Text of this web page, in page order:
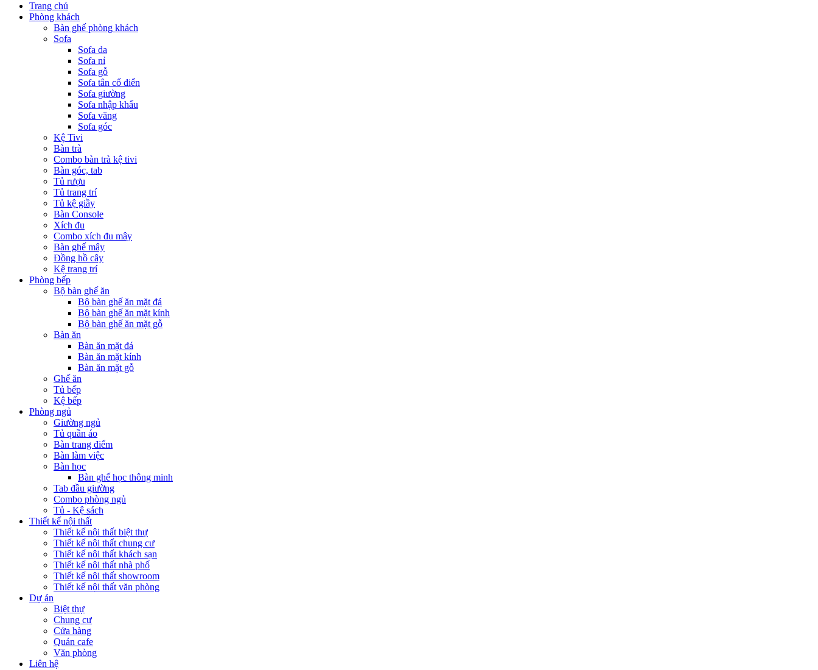
Trang chủ
Phòng khách
Bàn ghế phòng khách
Sofa
Sofa da
Sofa nỉ
Sofa gỗ
Sofa tân cổ điển
Sofa giường
Sofa nhập khẩu
Sofa văng
Sofa góc
Kệ Tivi
Bàn trà
Combo bàn trà kệ tivi
Bàn góc, tab
Tủ rượu
Tủ trang trí
Tủ kệ giầy
Bàn Console
Xích đu
Combo xích đu mây
Bàn ghế mây
Đồng hồ cây
Kệ trang trí
Phòng bếp
Bộ bàn ghế ăn
Bộ bàn ghế ăn mặt đá
Bộ bàn ghế ăn mặt kính
Bộ bàn ghế ăn mặt gỗ
Bàn ăn
Bàn ăn mặt đá
Bàn ăn mặt kính
Bàn ăn mặt gỗ
Ghế ăn
Tủ bếp
Kệ bếp
Phòng ngủ
Giường ngủ
Tủ quần áo
Bàn trang điểm
Bàn làm việc
Bàn học
Bàn ghế học thông minh
Tab đầu giường
Combo phòng ngủ
Tủ - Kệ sách
Thiết kế nội thất
Thiết kế nội thất biệt thự
Thiết kế nội thất chung cư
Thiết kế nội thất khách sạn
Thiết kế nội thất nhà phố
Thiết kế nội thất showroom
Thiết kế nội thất văn phòng
Dự án
Biệt thự
Chung cư
Cửa hàng
Quán cafe
Văn phòng
Liên hệ